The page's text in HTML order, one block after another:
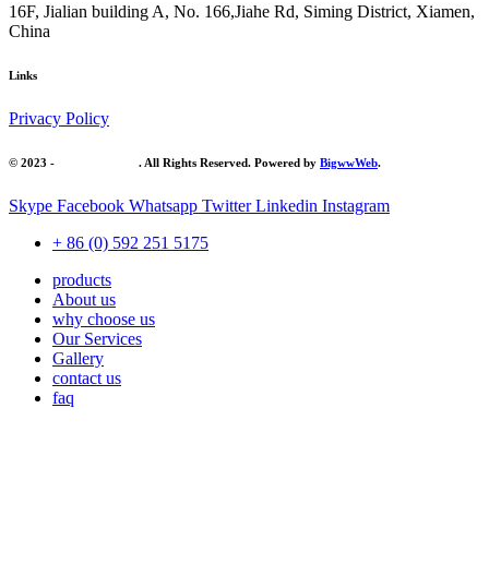
16F, Jialian building A, No. 166,Jiahe Rd, Siming District, Xiamen,
China
Links
Privacy Policy
© 2023 - . All Rights Reserved. Powered by BigwwWeb.
Skype Facebook Whatsapp Twitter Linkedin Instagram
+ 86 (0) 592 251 5175
products
About us
why choose us
Our Services
Gallery
contact us
faq